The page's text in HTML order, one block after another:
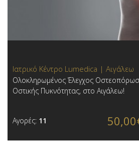
Ιατρικό Κέντρο Lumedica | Αιγάλεω
Ολοκληρωμένος Έλεγχος
Οστικής Πυκνότητας, στο Αιγάλεω!
Αγορές: 11